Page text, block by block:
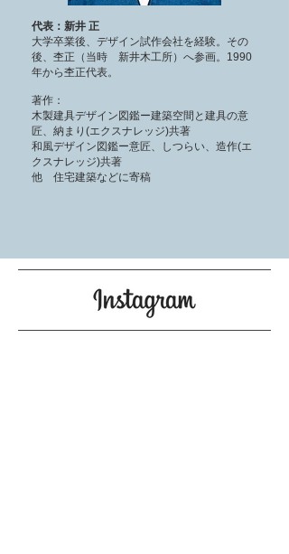
代表：新井 正
大学卒業後、デザイン試作会社を経験。その
後、杢正（当時 新井木工所）へ参画。1990
年から杢正代表。
著作：
木製建具デザイン図鑑ー建築空間と建具の意
匠、納まり(エクスナレッジ)共著
和風デザイン図鑑ー意匠、しつらい、造作(エ
クスナレッジ)共著
他 住宅建築などに寄稿